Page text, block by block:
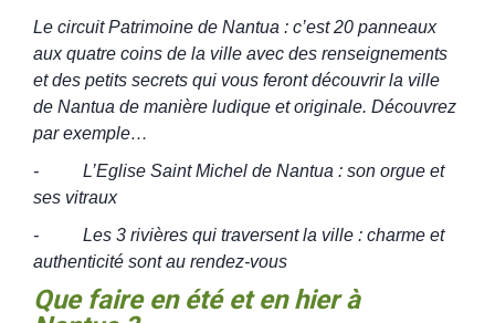
Le circuit Patrimoine de Nantua : c’est 20 panneaux
aux quatre coins de la ville avec des renseignements
et des petits secrets qui vous feront découvrir la ville
de Nantua de manière ludique et originale. Découvrez
par exemple…
- L’Eglise Saint Michel de Nantua : son orgue et
ses vitraux
- Les 3 rivières qui traversent la ville : charme et
authenticité sont au rendez-vous
Que faire en été et en hier à